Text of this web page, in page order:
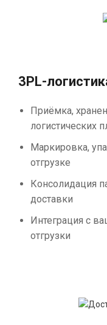
3PL-
Приёмка,
логистических
Маркировка,
отгрузке
Консолидация
доставки
Интеграция с
отгрузки